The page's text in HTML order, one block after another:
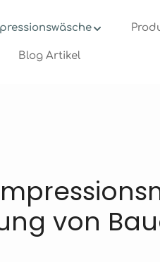
Blog Artikel
von